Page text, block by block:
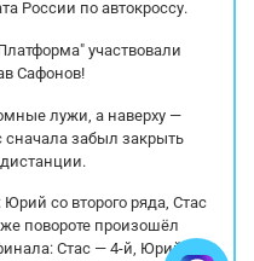
России по автокроссу.
участвовали
Сафонов!
лужи, а наверху —
сначала забыл закрыть
со второго ряда, Стас
повороте произошёл
Стас — 4-й, Юрий — 5-